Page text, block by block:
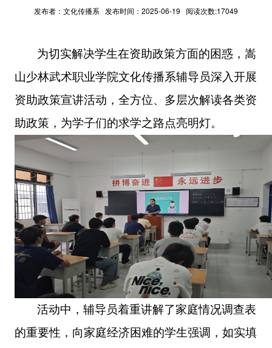
发布者：文化传播系 发布时间：2025-06-19 阅读次数:17049
为切实解决学生在资助政策方面的困惑，嵩
山少林武术职业学院文化传播系辅导员深入开展
资助政策宣讲活动，全方位、多层次解读各类资
助政策，为学子们的求学之路点亮明灯。
活动中，辅导员着重讲解了家庭情况调查表
的重要性，向家庭经济困难的学生强调，如实填